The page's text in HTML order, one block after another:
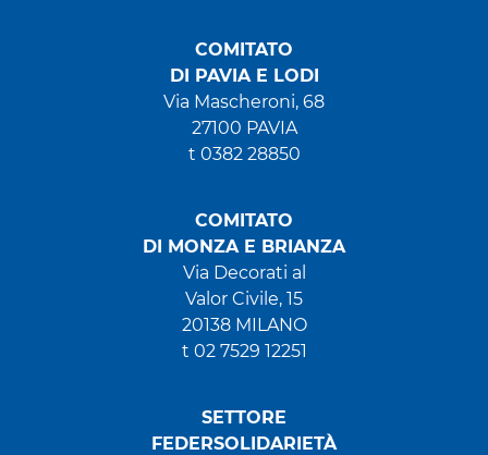
COMITATO
DI PAVIA E LODI
Via Mascheroni, 68
27100 PAVIA
t 0382 28850
COMITATO
DI MONZA E BRIANZA
Via Decorati al
Valor Civile, 15
20138 MILANO
t 02 7529 12251
SETTORE
FEDERSOLIDARIETÀ